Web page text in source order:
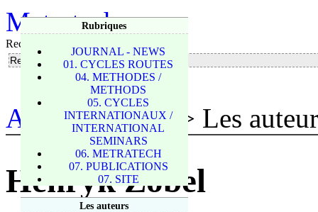
Metratech
Rechercher
Accueil du site> Les
Henryk Zobel
Rubriques
JOURNAL - NEWS
01. CYCLES ROUTES
04. METHODES /
METHODS
05. CYCLES
INTERNATIONAUX /
INTERNATIONAL
SEMINARS
06. METRATECH
07. PUBLICATIONS
07. SITE
Les auteurs